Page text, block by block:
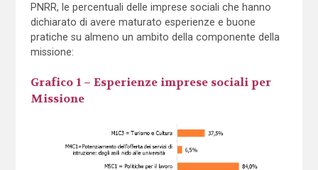
PNRR, le percentuali delle imprese sociali che hanno
dichiarato di avere maturato esperienze e buone
pratiche su almeno un ambito della componente della
missione:
Grafico 1 – Esperienze imprese sociali per
Missione